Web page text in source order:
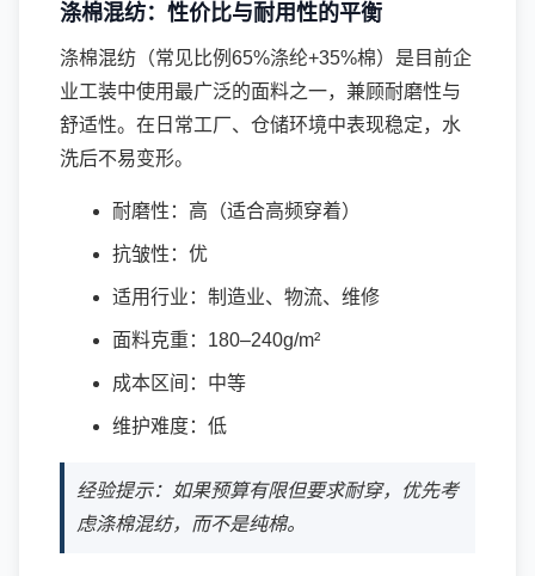
涤棉混纺：性价比与耐用性的平衡
涤棉混纺（常见比例65%涤纶+35%棉）是目前企
业工装中使用最广泛的面料之一，兼顾耐磨性与
舒适性。在日常工厂、仓储环境中表现稳定，水
洗后不易变形。
耐磨性：高（适合高频穿着）
抗皱性：优
适用行业：制造业、物流、维修
面料克重：180–240g/m²
成本区间：中等
维护难度：低
经验提示：如果预算有限但要求耐穿，优先考
虑涤棉混纺，而不是纯棉。